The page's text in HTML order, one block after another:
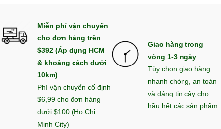
Miễn phí vận chuyển
cho đơn hàng trên
$392 (Áp dụng HCM
& khoảng cách dưới
10km)
Phí vận chuyển cố định
$6,99 cho đơn hàng
dưới $100 (Ho Chi
Minh City)
Giao hàng trong
vòng 1-3 ngày
Tùy chọn giao hàng
nhanh chóng, an toàn
và đáng tin cậy cho
hầu hết các sản phẩm.